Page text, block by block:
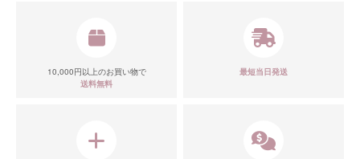
10,000円以上のお買い物で
送料無料
最短当日発送